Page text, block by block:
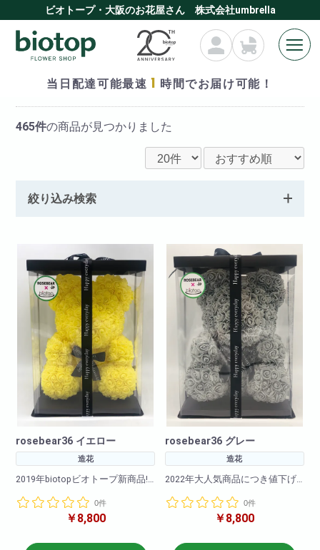
ビオトープ・大阪のお花屋さん 株式会社umbrella
当日配達可能最速 1 時間でお届け可能！
全ての商品
465件の商品が見つかりました
絞り込み検索
rosebear36 イエロー
造花
2019年biotopビオトープ新商品!!
カラーバリエーションも豊富に
ご用意いたしました!
早めにご購入下さいませ!
0件
￥8,800
rosebear36 グレー
造花
2022年大人気商品につき値下げ
カラーバリエーションも豊富に
2020年も大ヒット販売中!是非お
0件
￥8,800